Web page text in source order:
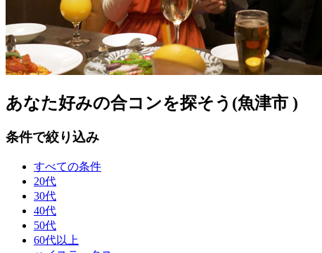
あなた好みの合コンを探そう(魚津市 )
条件で絞り込み
すべての条件
20代
30代
40代
50代
60代以上